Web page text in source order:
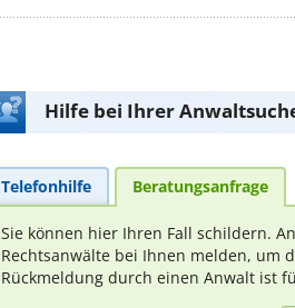
Hilfe bei Ihrer
Telefonhilfe Beratungsanfrage
Sie können hier Ihren Fall schildern.
Rechtsanwälte bei Ihnen melden, um
Rückmeldung durch einen Anwalt ist